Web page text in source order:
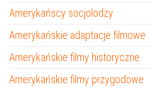
Amerykańscy socjolodzy
Amerykańskie adaptacje filmowe
Amerykańskie filmy historyczne
Amerykańskie filmy przygodowe